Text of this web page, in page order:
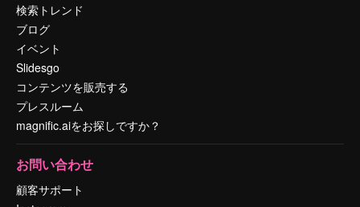
検索トレンド
ブログ
イベント
Slidesgo
コンテンツを販売する
プレスルーム
magnific.aiをお探しですか？
お問い合わせ
顧客サポート